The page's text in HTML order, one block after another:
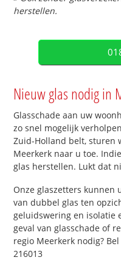
herstellen.
Nieuw glas nodig in
Glasschade aan uw
zo snel mogelijk
Zuid-Holland belt, sturen
Meerkerk naar u toe.
glas herstellen. Lukt dat
Onze glaszetters kunnen
van dubbel glas ten
geluidswering en isolatie
geval van glasschade of
regio Meerkerk nodig?
216013